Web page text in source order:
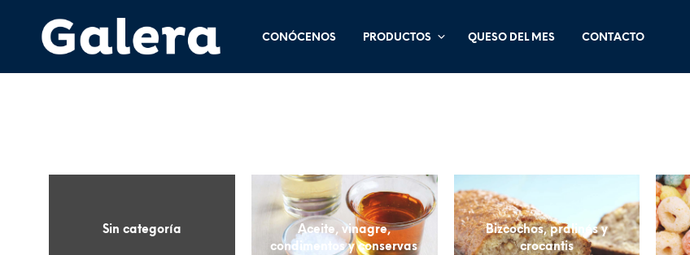
CONÓCENOS PRODUCTOS QUESO DEL MES CONTACTO
Sin categoría
Aceite, vinagre,
condimentos y conservas
Bizcochos, pralinés y
crocantis